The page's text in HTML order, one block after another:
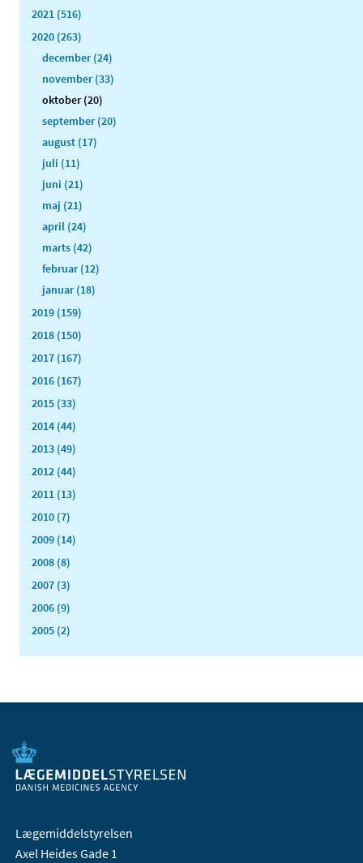
2021 (516)
2020 (263)
december (24)
november (33)
oktober (20)
september (20)
august (17)
juli (11)
juni (21)
maj (21)
april (24)
marts (42)
februar (12)
januar (18)
2019 (159)
2018 (150)
2017 (167)
2016 (167)
2015 (33)
2014 (44)
2013 (49)
2012 (44)
2011 (13)
2010 (7)
2009 (14)
2008 (8)
2007 (3)
2006 (9)
2005 (2)
Lægemiddelstyrelsen
Axel Heides Gade 1